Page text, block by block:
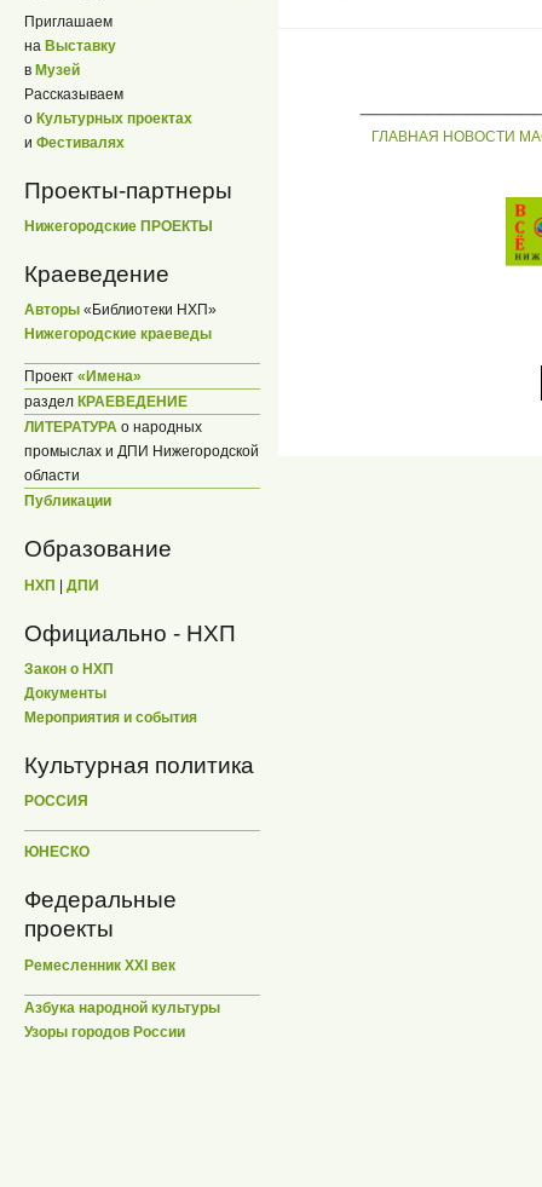
Приглашаем
на Выставку
в Музей
Рассказываем
о Культурных проектах
и Фестивалях
Проекты-партнеры
Нижегородские ПРОЕКТЫ
Краеведение
Авторы «Библиотеки НХП»
Нижегородские краеведы
Проект «Имена»
раздел КРАЕВЕДЕНИЕ
ЛИТЕРАТУРА о народных
промыслах и ДПИ Нижегородской
области
Публикации
Образование
НХП | ДПИ
Официально - НХП
Закон о НХП
Документы
Мероприятия и события
Культурная политика
РОССИЯ
ЮНЕСКО
Федеральные
проекты
Ремесленник XXI век
Азбука народной культуры
Узоры городов России
ГЛАВНАЯ НОВОСТИ